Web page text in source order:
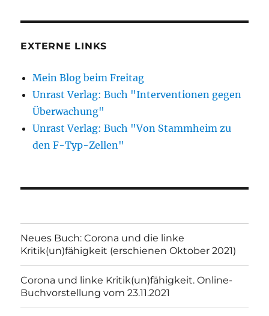
EXTERNE LINKS
Mein Blog beim Freitag
Unrast Verlag: Buch "Interventionen gegen
Überwachung"
Unrast Verlag: Buch "Von Stammheim zu
den F-Typ-Zellen"
Neues Buch: Corona und die linke
Kritik(un)fähigkeit (erschienen Oktober 2021)
Corona und linke Kritik(un)fähigkeit. Online-
Buchvorstellung vom 23.11.2021